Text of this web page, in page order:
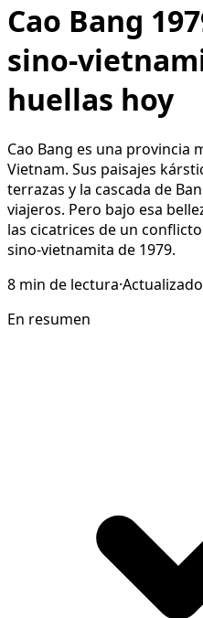
Cao Bang
sino-
huellas hoy
Cao Bang es una provincia
Vietnam. Sus paisajes
terrazas y la cascada de
viajeros. Pero bajo esa
las cicatrices de un
sino-vietnamita de 1979.
8 min de lectura·
En resumen